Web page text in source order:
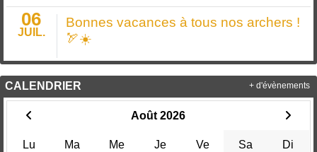
06
JUIL.
Bonnes vacances à tous nos archers !
🏹☀️
CALENDRIER
Août 2026
Lu Ma Me Je Ve Sa Di
+ d'évènements